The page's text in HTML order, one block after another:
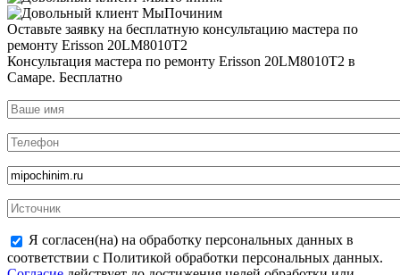
Оставьте заявку на бесплатную консультацию мастера по
ремонту Erisson 20LM8010T2
Консультация мастера по ремонту Erisson 20LM8010T2 в
Самаре. Бесплатно
Я согласен(на) на обработку персональных данных в
соответствии с Политикой обработки персональных данных.